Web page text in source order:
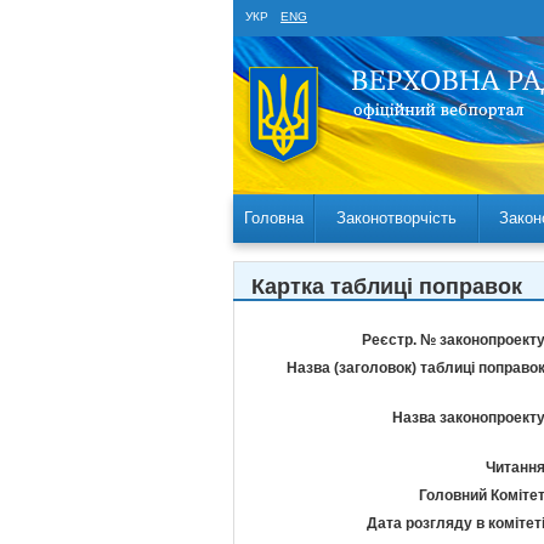
УКР ENG
Головна Законотворчість
Картка таблиці поправок
Реєстр. №
Назва (заголовок) таблиці
Назва
Головний
Дата розгляду в